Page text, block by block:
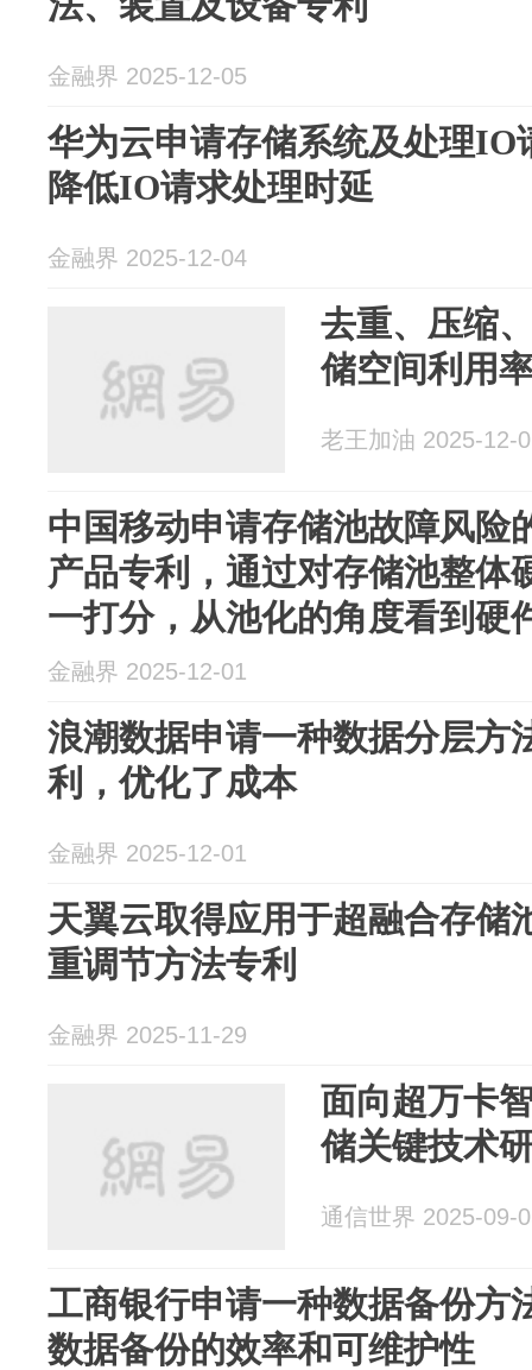
金融界 2025-12-05
华为云申请存储系统及处理IO
降低IO请求处理时延
金融界 2025-12-04
去重、压缩
储空间利用
老王加油 2025-12-
中国移动申请存储池故障风险
产品专利，通过对存储池整体
一打分，从池化的角度看到硬
金融界 2025-12-01
浪潮数据申请一种数据分层方
利，优化了成本
金融界 2025-12-01
天翼云取得应用于超融合存储
重调节方法专利
金融界 2025-11-29
面向超万卡
储关键技术
通信世界 2025-09-
工商银行申请一种数据备份方
数据备份的效率和可维护性